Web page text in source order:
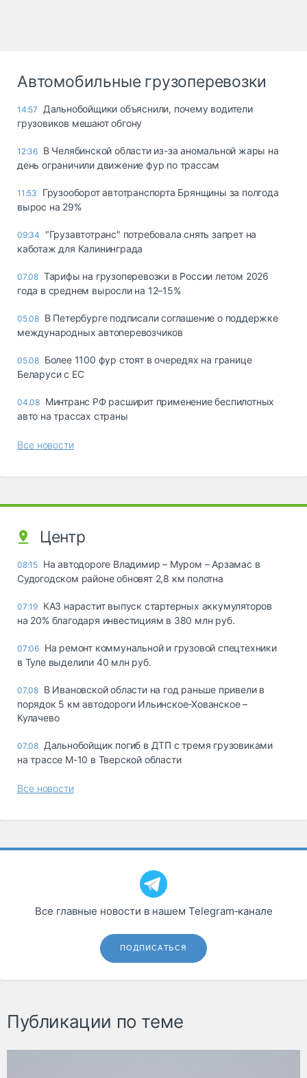
Автомобильные грузоперевозки
14:57
Дальнобойщики объяснили, почему водители
грузовиков мешают обгону
12:36 В Челябинской области из-за аномальной жары на
день ограничили движение фур по трассам
11:53
Грузооборот автотранспорта Брянщины за полгода
вырос на 29%
09:34
"Грузавтотранс" потребовала снять запрет на
каботаж для Калининграда
07.08 Тарифы на грузоперевозки в России летом 2026
года в среднем выросли на 12–15%
05.08 В Петербурге подписали соглашение о поддержке
международных автоперевозчиков
05.08 Более 1100 фур стоят в очередях на границе
Беларуси с ЕС
04.08 Минтранс РФ расширит применение беспилотных
авто на трассах страны
Все новости
Центр
08:15 На автодороге Владимир – Муром – Арзамас в
Судогодском районе обновят 2,8 км полотна
07:19 КАЗ нарастит выпуск стартерных аккумуляторов
на 20% благодаря инвестициям в 380 млн руб.
07:06 На ремонт коммунальной и грузовой спецтехники
в Туле выделили 40 млн руб.
07.08 В Ивановской области на год раньше привели в
порядок 5 км автодороги Ильинское-Хованское –
Кулачево
07.08 Дальнобойщик погиб в ДТП с тремя грузовиками
на трассе М-10 в Тверской области
Все новости
Все главные новости в нашем Telegram‑канале
ПОДПИСАТЬСЯ
Публикации по теме